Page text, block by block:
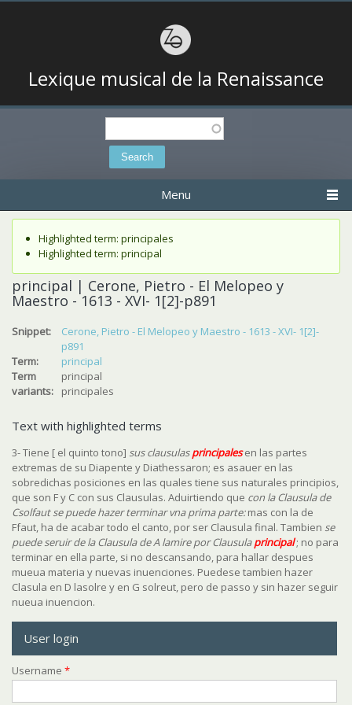
Lexique musical de la Renaissance
Search
Menu
Status message
Highlighted term: principales
Highlighted term: principal
principal | Cerone, Pietro - El Melopeo y
Maestro - 1613 - XVI- 1[2]-p891
Snippet:
Cerone, Pietro - El Melopeo y Maestro - 1613 - XVI- 1[2]-
p891
Term:
principal
Term
variants:
principal
principales
Text with highlighted terms
3- Tiene [ el quinto tono] sus clausulasprincipales en las partes
extremas de su Diapente y Diathessaron; es asauer en las
sobredichas posiciones en las quales tiene sus naturales principios,
que son F y C con sus Clausulas. Aduirtiendo que con la Clausula de
Csolfaut se puede hazer terminar vna prima parte:mas con la de
Ffaut, ha de acabar todo el canto, por ser Clausula final. Tambien se
puede seruir de la Clausula de A lamire por Clausulaprincipal ; no para
terminar en ella parte, si no descansando, para hallar despues
mueua materia y nuevas inuenciones. Puedese tambien hazer
Clasula en D lasolre y en G solreut, pero de passo y sin hazer seguir
nueua inuencion.
User login
Username *